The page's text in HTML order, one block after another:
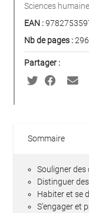
Sciences
EAN :
Nb de pages :296
Partager :
Sommaire
Souligner
Distinguer
Habiter et se
S’engager et